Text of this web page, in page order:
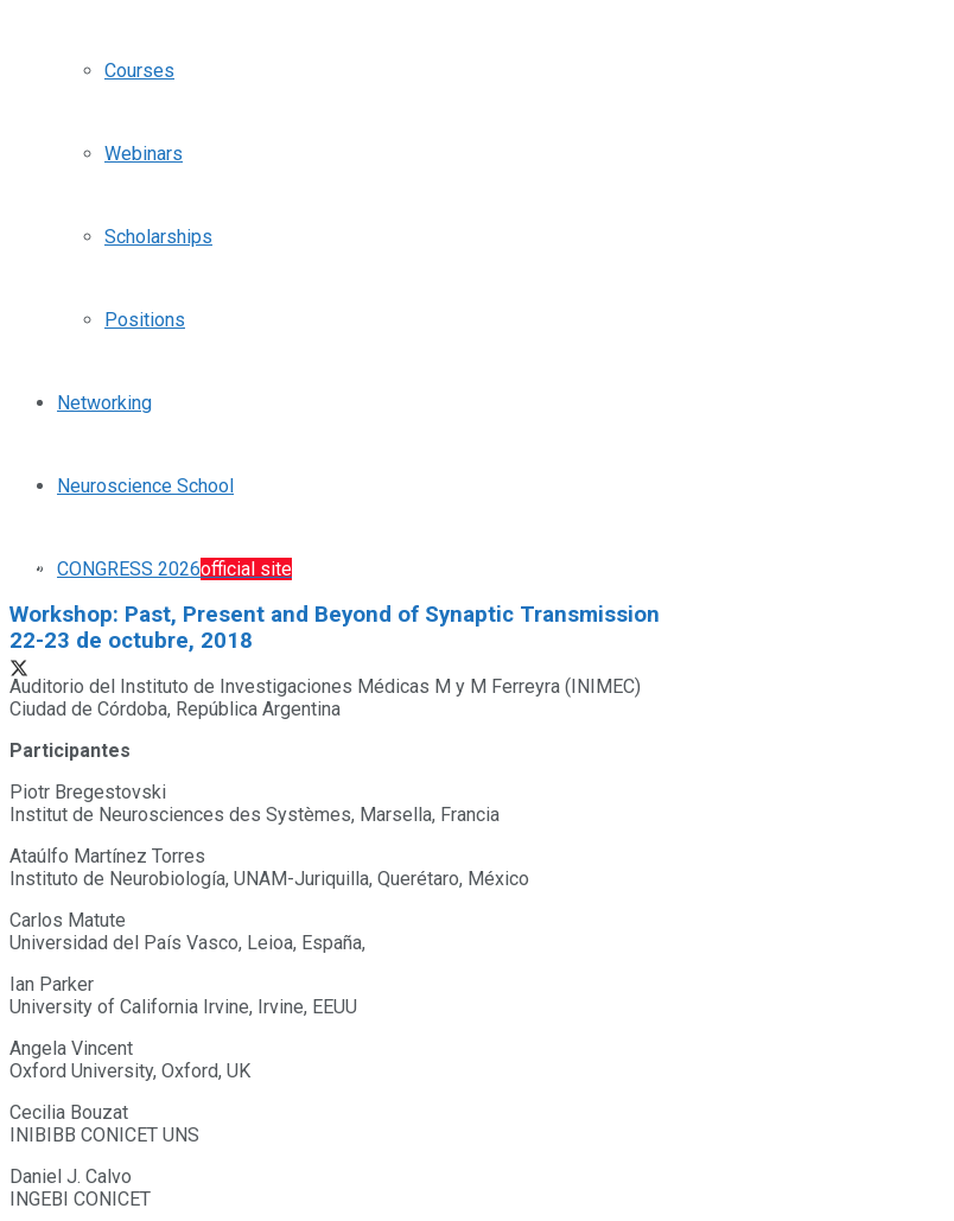
Courses
Webinars
Scholarships
Positions
Networking
Neuroscience School
CONGRESS 2026official site
Workshop: Past, Present and Beyond of Synaptic Transmission
22-23 de octubre, 2018
Auditorio del Instituto de Investigaciones Médicas M y M Ferreyra (INIMEC)
Ciudad de Córdoba, República Argentina
Participantes
Piotr Bregestovski
Institut de Neurosciences des Systèmes, Marsella, Francia
Ataúlfo Martínez Torres
Instituto de Neurobiología, UNAM-Juriquilla, Querétaro, México
Carlos Matute
Universidad del País Vasco, Leioa, España,
Ian Parker
University of California Irvine, Irvine, EEUU
Angela Vincent
Oxford University, Oxford, UK
Cecilia Bouzat
INIBIBB CONICET UNS
Daniel J. Calvo
INGEBI CONICET